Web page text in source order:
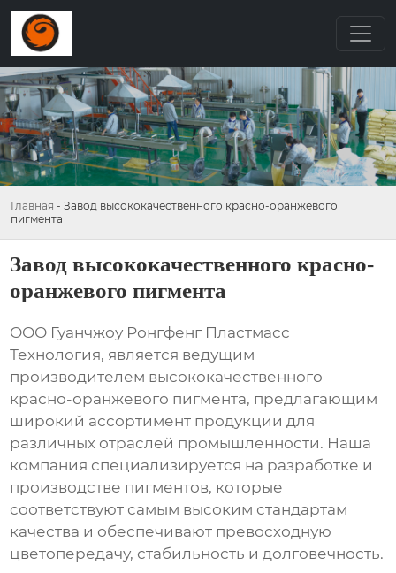
Главная - Завод высококачественного красно-оранжевого
пигмента
Завод высококачественного красно-
оранжевого пигмента
ООО Гуанчжоу Ронгфенг Пластмасс
Технология, является ведущим
производителем высококачественного
красно-оранжевого пигмента, предлагающим
широкий ассортимент продукции для
различных отраслей промышленности. Наша
компания специализируется на разработке и
производстве пигментов, которые
соответствуют самым высоким стандартам
качества и обеспечивают превосходную
цветопередачу, стабильность и долговечность.